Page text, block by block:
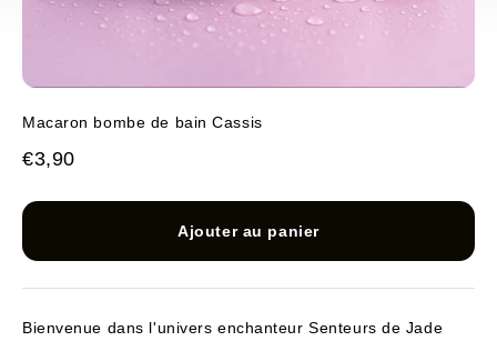
Macaron bombe de bain Cassis
Prix de vente
€3,90
Ajouter au panier
Bienvenue dans l'univers enchanteur Senteurs de Jade